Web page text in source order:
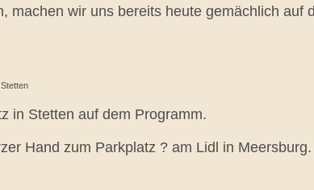
machen wir uns bereits heute gemächlich auf
Stetten
in Stetten auf dem Programm.
Hand zum Parkplatz ?am Lidl in Meersburg.